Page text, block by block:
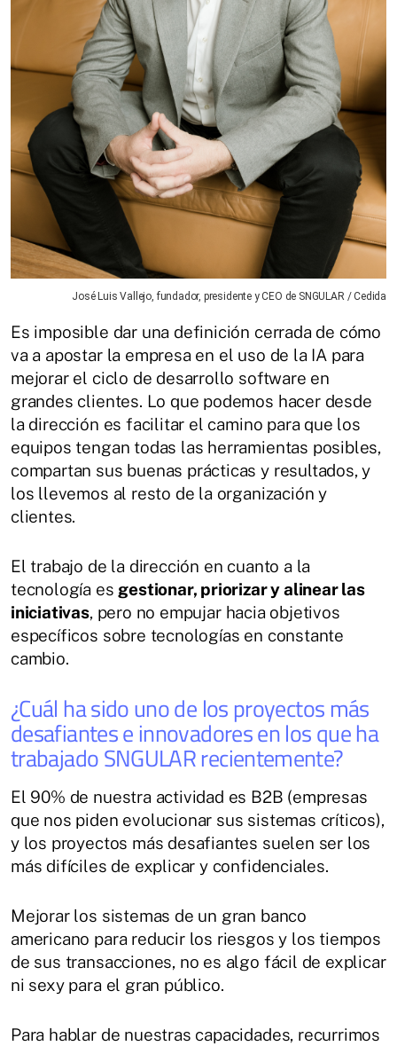
José Luis Vallejo, fundador, presidente y CEO de SNGULAR / Cedida
Es imposible dar una definición cerrada de cómo
va a apostar la empresa en el uso de la IA para
mejorar el ciclo de desarrollo software en
grandes clientes. Lo que podemos hacer desde
la dirección es facilitar el camino para que los
equipos tengan todas las herramientas posibles,
compartan sus buenas prácticas y resultados, y
los llevemos al resto de la organización y
clientes.
El trabajo de la dirección en cuanto a la
tecnología es gestionar, priorizar y alinear las
iniciativas, pero no empujar hacia objetivos
específicos sobre tecnologías en constante
cambio.
¿Cuál ha sido uno de los proyectos más
desafiantes e innovadores en los que ha
trabajado SNGULAR recientemente?​
El 90% de nuestra actividad es B2B (empresas
que nos piden evolucionar sus sistemas críticos),
y los proyectos más desafiantes suelen ser los
más difíciles de explicar y confidenciales.
Mejorar los sistemas de un gran banco
americano para reducir los riesgos y los tiempos
de sus transacciones, no es algo fácil de explicar
ni sexy para el gran público.
Para hablar de nuestras capacidades, recurrimos